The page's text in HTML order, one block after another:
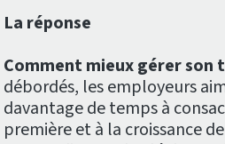
La réponse
Comment mieux gérer son
débordés, les employeurs
davantage de temps à
première et à la croissance